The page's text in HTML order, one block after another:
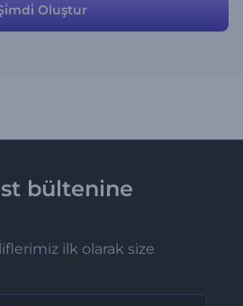
Oluştur
bültenine
ilk olarak size